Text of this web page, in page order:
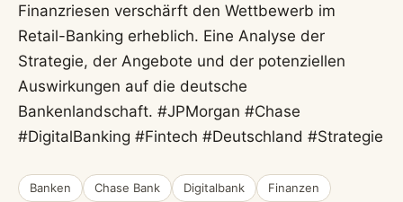
Finanzriesen verschärft den Wettbewerb im
Retail-Banking erheblich. Eine Analyse der
Strategie, der Angebote und der potenziellen
Auswirkungen auf die deutsche
Bankenlandschaft. #JPMorgan #Chase
#DigitalBanking #Fintech #Deutschland #Strategie
Banken Chase Bank Digitalbank
Finanzen